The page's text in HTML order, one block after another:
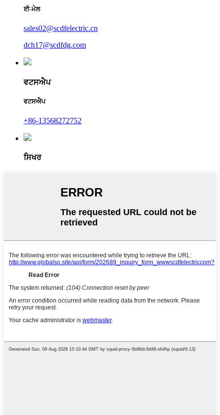
ਈ-ਮੇਲ
sales02@scdfelectric.cn
dch17@scdfdg.com
ਵਟਸਐਪ
ਵਟਸਐਪ
+86-13568272752
ਸਿਖਰ